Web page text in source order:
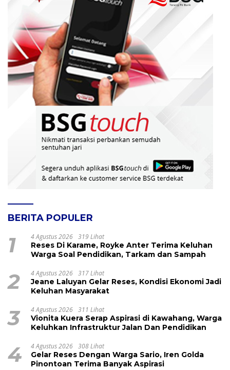
BERITA POPULER
1 4 Agustus 2026 319 Lihat
Reses Di Karame, Royke Anter Terima Keluhan
Warga Soal Pendidikan, Tarkam dan Sampah
2 4 Agustus 2026 317 Lihat
Jeane Laluyan Gelar Reses, Kondisi Ekonomi Jadi
Keluhan Masyarakat
3 4 Agustus 2026 311 Lihat
Vionita Kuera Serap Aspirasi di Kawahang, Warga
Keluhkan Infrastruktur Jalan Dan Pendidikan
4 4 Agustus 2026 308 Lihat
Gelar Reses Dengan Warga Sario, Iren Golda
Pinontoan Terima Banyak Aspirasi